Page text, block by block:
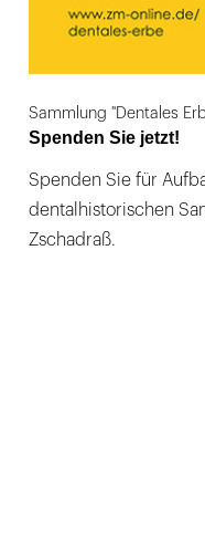
Sammlung "Dentales
Spenden Sie jetzt!
Spenden Sie für
dentalhistorischen
Zschadraß.